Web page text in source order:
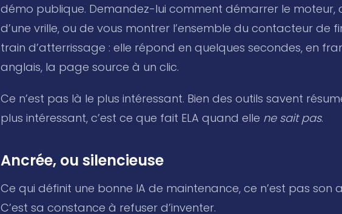
démo publique. Demandez-lui comment démarrer le moteur,
d’une vrille, ou de vous montrer l’ensemble du contacteur de
train d’atterrissage : elle répond en quelques secondes, en
anglais, la page source à un clic.
Ce n’est pas là le plus intéressant. Bien des outils savent
plus intéressant, c’est ce que fait ELA quand elle ne sait pas.
Ancrée, ou silencieuse
Ce qui définit une bonne IA de maintenance, ce n’est pas son
C’est sa constance à refuser d’inventer.